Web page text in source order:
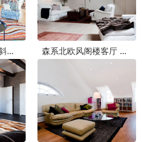
明亮北欧风小客厅斜顶效果图 森系北欧风阁楼客厅 原木吊顶效果图